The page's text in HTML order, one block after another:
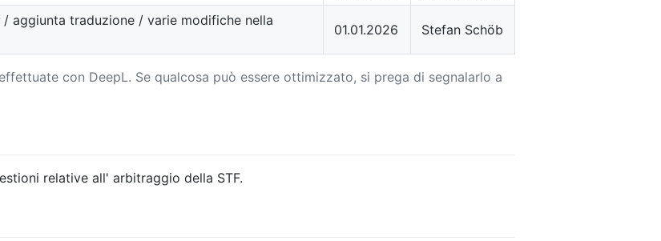
/ aggiunta traduzione / varie modifiche nella
01.01.2026 Stefan Schöb
con DeepL. Se qualcosa può essere ottimizzato, si prega di segnalarlo a
relative all' arbitraggio della STF.